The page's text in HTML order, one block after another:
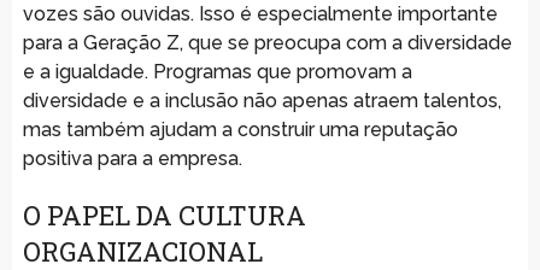
vozes são ouvidas. Isso é especialmente importante
para a Geração Z, que se preocupa com a diversidade
e a igualdade. Programas que promovam a
diversidade e a inclusão não apenas atraem talentos,
mas também ajudam a construir uma reputação
positiva para a empresa.
O PAPEL DA CULTURA
ORGANIZACIONAL